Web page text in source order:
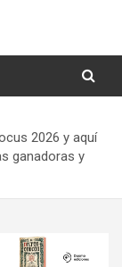
2026 y aquí
ganadoras y